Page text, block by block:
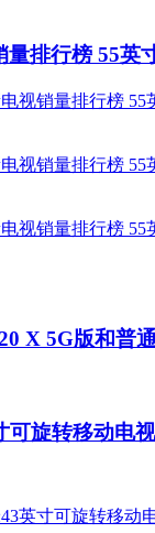
量排行榜 55英
X 5G版和普
可旋转移动电